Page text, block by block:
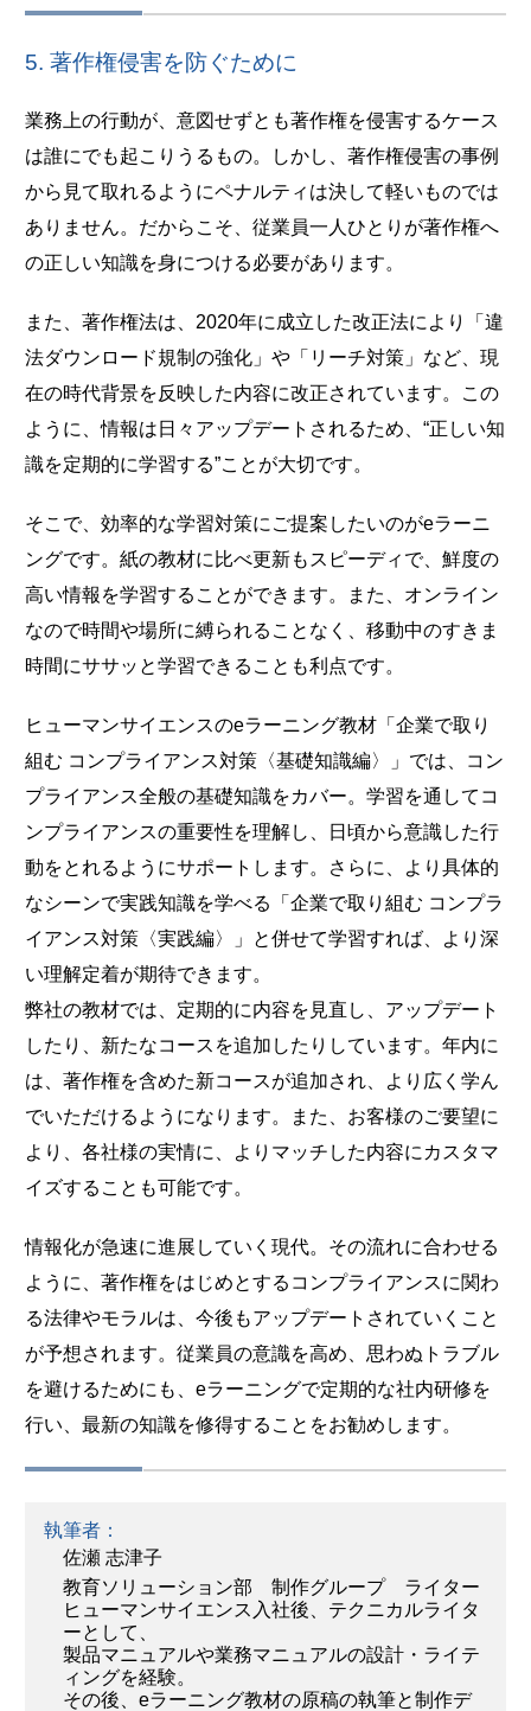
5. 著作権侵害を防ぐために
業務上の行動が、意図せずとも著作権を侵害するケース
は誰にでも起こりうるもの。しかし、著作権侵害の事例
から見て取れるようにペナルティは決して軽いものでは
ありません。だからこそ、従業員一人ひとりが著作権へ
の正しい知識を身につける必要があります。
また、著作権法は、2020年に成立した改正法により「違
法ダウンロード規制の強化」や「リーチ対策」など、現
在の時代背景を反映した内容に改正されています。この
ように、情報は日々アップデートされるため、“正しい知
識を定期的に学習する”ことが大切です。
そこで、効率的な学習対策にご提案したいのがeラーニ
ングです。紙の教材に比べ更新もスピーディで、鮮度の
高い情報を学習することができます。また、オンライン
なので時間や場所に縛られることなく、移動中のすきま
時間にササッと学習できることも利点です。
ヒューマンサイエンスのeラーニング教材「企業で取り
組む コンプライアンス対策〈基礎知識編〉」では、コン
プライアンス全般の基礎知識をカバー。学習を通してコ
ンプライアンスの重要性を理解し、日頃から意識した行
動をとれるようにサポートします。さらに、より具体的
なシーンで実践知識を学べる「企業で取り組む コンプラ
イアンス対策〈実践編〉」と併せて学習すれば、より深
い理解定着が期待できます。
弊社の教材では、定期的に内容を見直し、アップデート
したり、新たなコースを追加したりしています。年内に
は、著作権を含めた新コースが追加され、より広く学ん
でいただけるようになります。また、お客様のご要望に
より、各社様の実情に、よりマッチした内容にカスタマ
イズすることも可能です。
情報化が急速に進展していく現代。その流れに合わせる
ように、著作権をはじめとするコンプライアンスに関わ
る法律やモラルは、今後もアップデートされていくこと
が予想されます。従業員の意識を高め、思わぬトラブル
を避けるためにも、eラーニングで定期的な社内研修を
行い、最新の知識を修得することをお勧めします。
執筆者：
佐瀬 志津子
教育ソリューション部 制作グループ ライター
ヒューマンサイエンス入社後、テクニカルライタ
ーとして、
製品マニュアルや業務マニュアルの設計・ライテ
ィングを経験。
その後、eラーニング教材の原稿の執筆と制作デ